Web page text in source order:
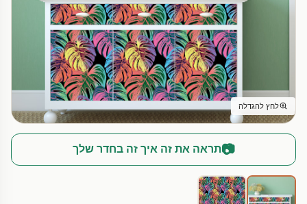
לחץ להגדלה
📷תראה את זה איך זה בחדר שלך